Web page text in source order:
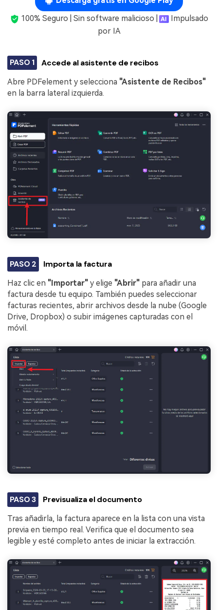
100% Seguro | Sin software malicioso |
Impulsado
por IA
PASO 1 Accede al asistente de recibos
Abre PDFelement y selecciona "Asistente de Recibos"
en la barra lateral izquierda.
PASO 2 Importa la factura
Haz clic en "Importar" y elige "Abrir" para añadir una
factura desde tu equipo. También puedes seleccionar
facturas recientes, abrir archivos desde la nube (Google
Drive, Dropbox) o subir imágenes capturadas con el
móvil.
PASO 3 Previsualiza el documento
Tras añadirla, la factura aparece en la lista con una vista
previa en tiempo real. Verifica que el documento sea
legible y esté completo antes de iniciar la extracción.